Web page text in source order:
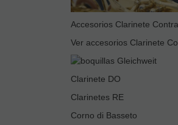
Accesorios Clarinete
Ver accesorios Clarinete
Clarinete DO
Clarinetes RE
Corno di Basseto